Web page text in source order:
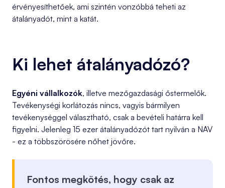
érvényesíthetőek, ami szintén vonzóbbá teheti az
átalányadót, mint a katát.
Ki lehet átalányadózó?
Egyéni vállalkozók, illetve mezőgazdasági őstermelők.
Tevékenységi korlátozás nincs, vagyis bármilyen
tevékenységgel választható, csak a bevételi határra kell
figyelni. Jelenleg 15 ezer átalányadózót tart nyilván a NAV
- ez a többszörösére nőhet jövőre.
Fontos megkötés, hogy csak az